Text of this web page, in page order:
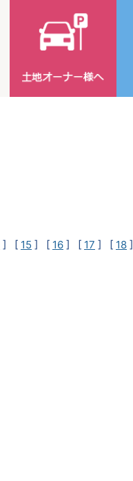
] [ 15 ] [ 16 ] [ 17 ] [ 18